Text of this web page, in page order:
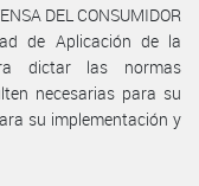
DEL CONSUMIDOR
de Aplicación de la
dictar las normas
necesarias para su
su implementación y